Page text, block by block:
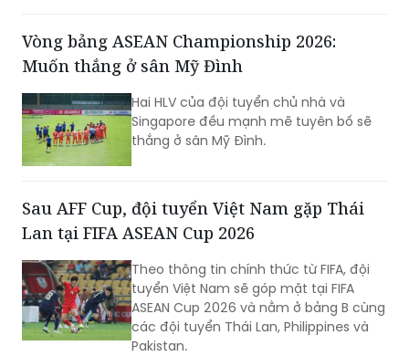
thể thao mang đậm bản sắc quê
hương.
Vòng bảng ASEAN Championship 2026:
Muốn thắng ở sân Mỹ Đình
Hai HLV của đội tuyển chủ nhà và
Singapore đều mạnh mẽ tuyên bố sẽ
thắng ở sân Mỹ Đình.
Sau AFF Cup, đội tuyển Việt Nam gặp Thái
Lan tại FIFA ASEAN Cup 2026
Theo thông tin chính thức từ FIFA, đội
tuyển Việt Nam sẽ góp mặt tại FIFA
ASEAN Cup 2026 và nằm ở bảng B cùng
các đội tuyển Thái Lan, Philippines và
Pakistan.